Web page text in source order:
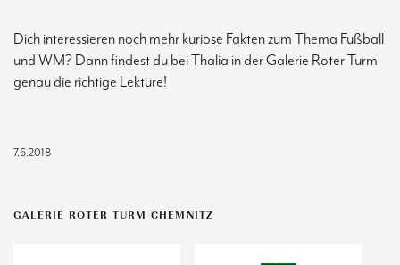
Dich interessieren noch mehr kuriose Fakten zum Thema Fußball
und WM? Dann findest du bei Thalia in der Galerie Roter Turm
genau die richtige Lektüre!
7.6.2018
GALERIE ROTER TURM CHEMNITZ